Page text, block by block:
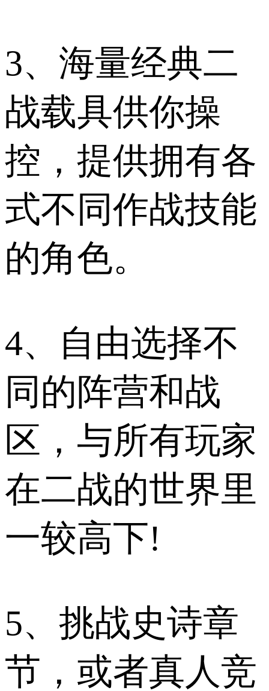
3、海量经典二
战载具供你操
控，提供拥有各
式不同作战技能
的角色。
4、自由选择不
同的阵营和战
区，与所有玩家
在二战的世界里
一较高下!
5、挑战史诗章
节，或者真人竞